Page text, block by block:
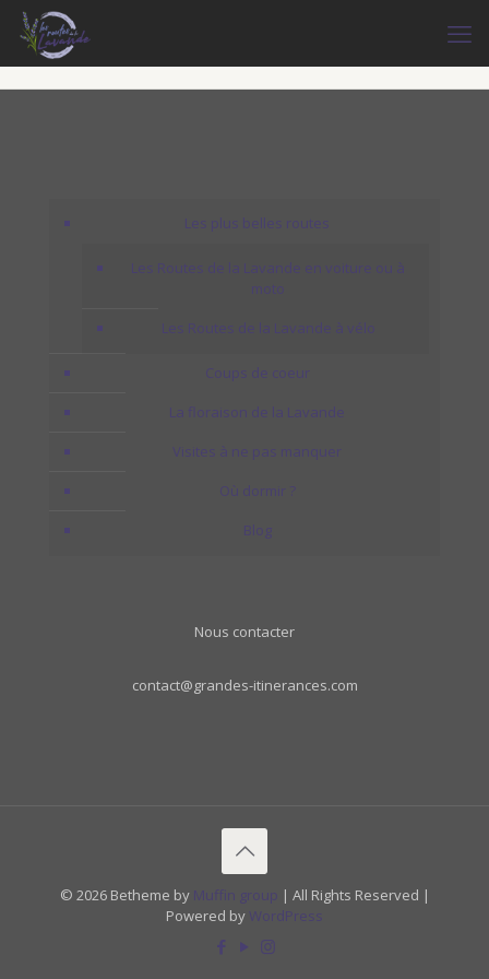
Les plus belles routes
Les Routes de la Lavande en voiture ou à
moto
Les Routes de la Lavande à vélo
Coups de coeur
La floraison de la Lavande
Visites à ne pas manquer
Où dormir ?
Blog
Nous contacter
contact@grandes-itinerances.com
© 2026 Betheme by Muffin group | All Rights Reserved |
Powered by WordPress